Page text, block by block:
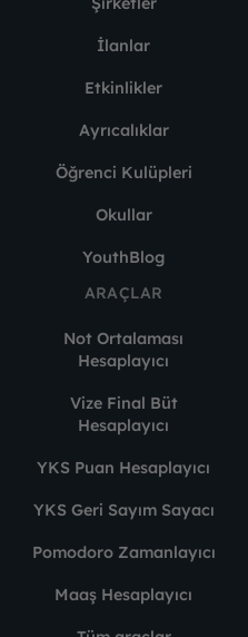
İlanlar
Etkinlikler
Ayrıcalıklar
Öğrenci Kulüpleri
Okullar
YouthBlog
ARAÇLAR
Not Ortalaması
Hesaplayıcı
Vize Final Büt
Hesaplayıcı
YKS Puan Hesaplayıcı
YKS Geri Sayım Sayacı
Pomodoro Zamanlayıcı
Maaş Hesaplayıcı